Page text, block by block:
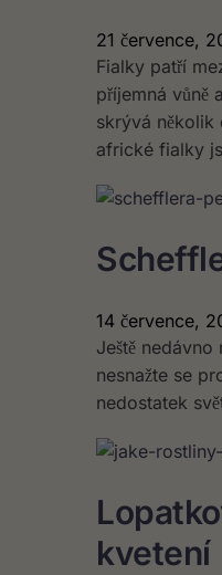
21 července,
Fialky patří
příjemná vůně
skrývá
africké fialky
14 července,
Ještě
nesnažte se
nedostatek
kvetení